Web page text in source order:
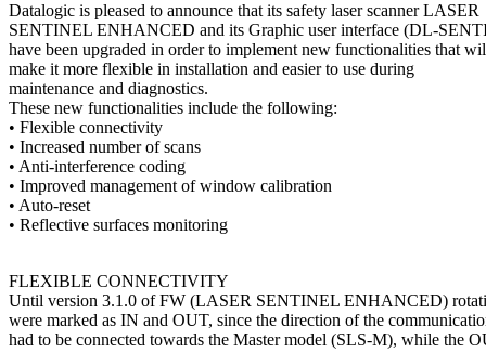
Datalogic is pleased to announce that its safety laser scanner LASER
SENTINEL ENHANCED and its Graphic user interface (DL-
have been upgraded in order to implement new functionalities that
make it more flexible in installation and easier to use during
maintenance and diagnostics.
These new functionalities include the following:
• Flexible connectivity
• Increased number of scans
• Anti-interference coding
• Improved management of window calibration
• Auto-reset
• Reflective surfaces monitoring
FLEXIBLE CONNECTIVITY
Until version 3.1.0 of FW (LASER SENTINEL ENHANCED)
were marked as IN and OUT, since the direction of the
had to be connected towards the Master model (SLS-M), while the